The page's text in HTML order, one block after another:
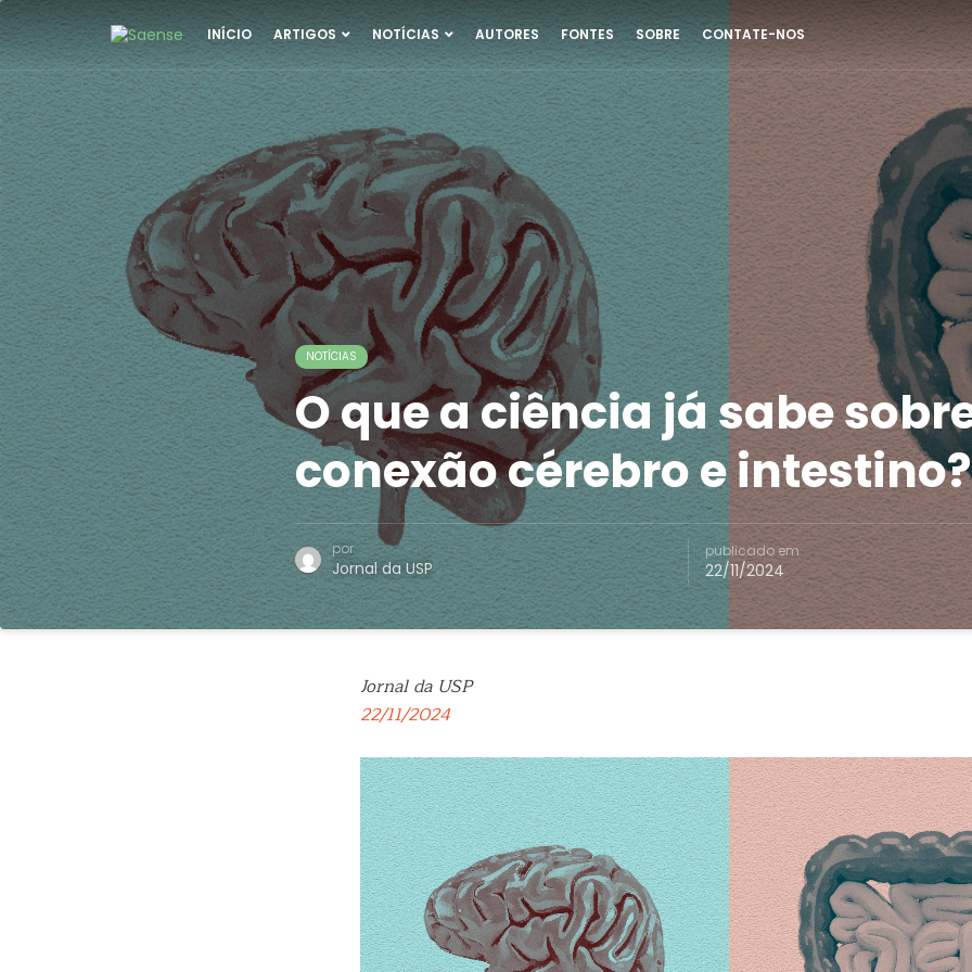
INÍCIO ARTIGOS NOTÍCIAS AUTORES FONTES SOBRE CONTATE-NOS
NOTÍCIAS
O que a ciência já sabe
conexão cérebro e intestino?
por
Jornal da USP
publicado em
22/11/2024
Jornal da USP
22/11/2024